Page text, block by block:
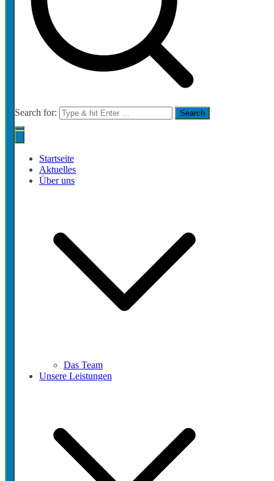
Search for:
Startseite
Aktuelles
Über uns
Das Team
Unsere Leistungen